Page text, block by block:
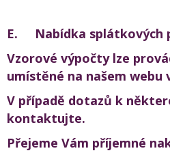
E. Nabídka splátkových
Vzorové výpočty lze
umístěné na našem webu
V případě dotazů k
kontaktujte.
Přejeme Vám příjemné